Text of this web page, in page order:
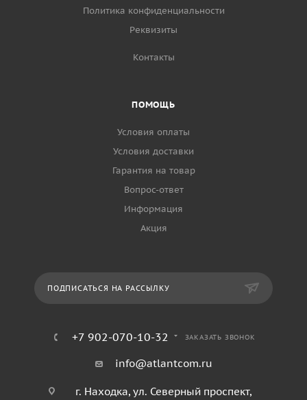
Политика конфиденциальности
Реквизиты
Контакты
ПОМОЩЬ
Условия оплаты
Условия доставки
Гарантия на товар
Вопрос-ответ
Информация
Акция
ПОДПИСАТЬСЯ НА РАССЫЛКУ
+7 902-070-10-32 ЗАКАЗАТЬ ЗВОНОК
info@atlantcom.ru
г. Находка, ул. Северный проспект,